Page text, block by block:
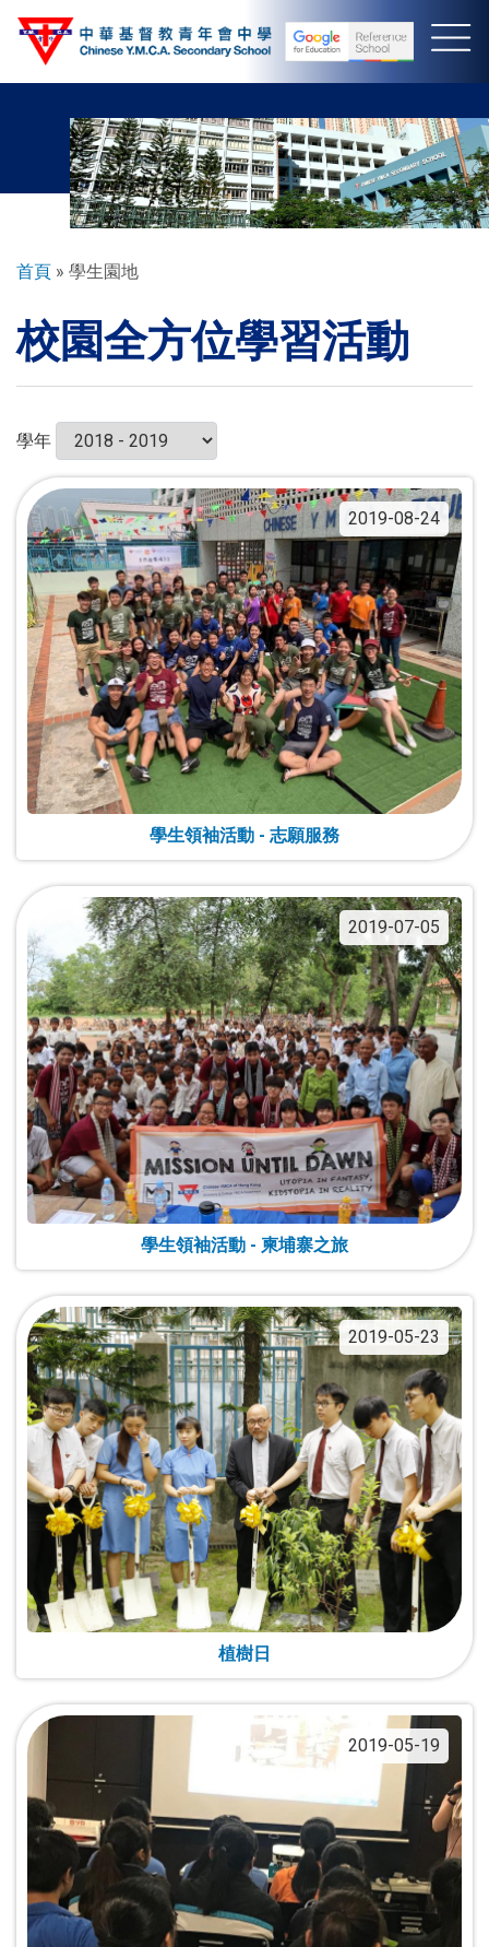
導
連
結
首頁 學生園地
校園全方位學習活動
學年
2019-08-24
學生領袖活動 - 志願服務
2019-07-05
學生領袖活動 - 柬埔寨之旅
2019-05-23
植樹日
2019-05-19